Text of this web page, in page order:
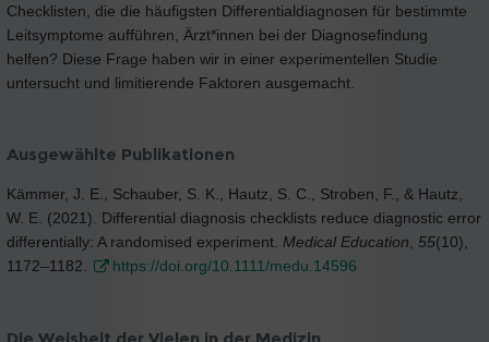
Checklisten, die die häufigsten Differentialdiagnosen für bestimmte
Leitsymptome aufführen, Ärzt*innen bei der Diagnosefindung
helfen? Diese Frage haben wir in einer experimentellen Studie
untersucht und limitierende Faktoren ausgemacht.
Ausgewählte Publikationen
Kämmer, J. E., Schauber, S. K., Hautz, S. C., Stroben, F., & Hautz,
W. E. (2021). Differential diagnosis checklists reduce diagnostic error
differentially: A randomised experiment. Medical Education, 55(10),
1172–1182.
https://doi.org/10.1111/medu.14596